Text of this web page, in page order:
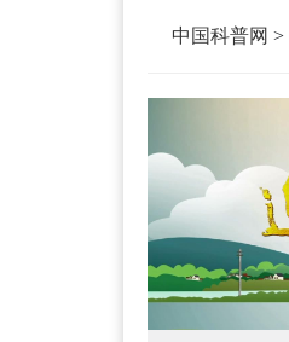
中国科普网 >